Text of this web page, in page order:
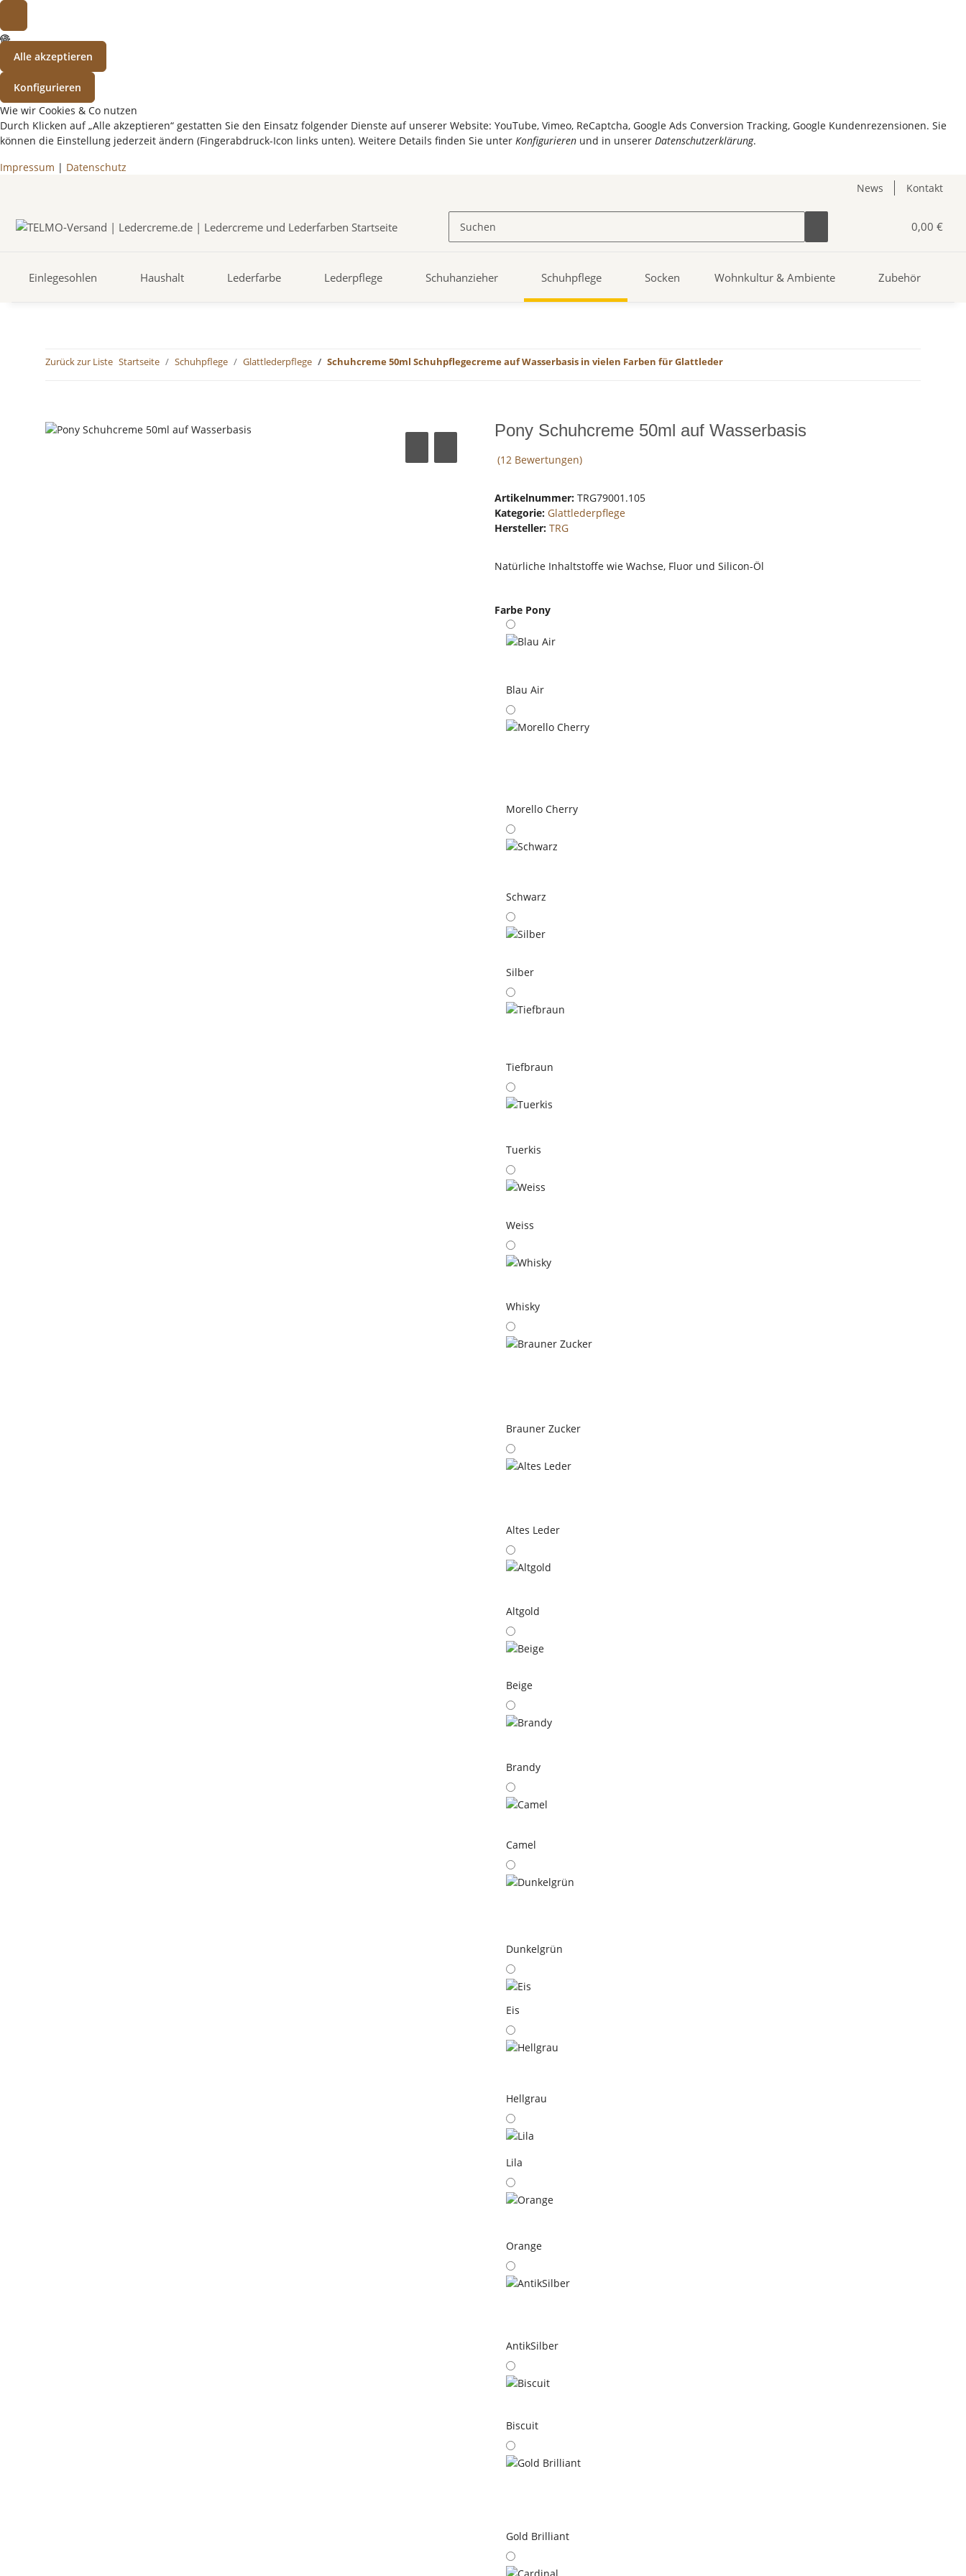
Alle akzeptieren
Konfigurieren
Wie wir Cookies & Co nutzen
Durch Klicken auf „Alle akzeptieren“ gestatten Sie den Einsatz folgender Dienste auf unserer Website: YouTube, Vimeo, ReCaptcha, Google Ads Conversion Tracking, Google Kundenrezensionen. Sie
können die Einstellung jederzeit ändern (Fingerabdruck-Icon links unten). Weitere Details finden Sie unter Konfigurieren und in unserer Datenschutzerklärung.
Impressum | Datenschutz
News
Kontakt
0,00 €
Einlegesohlen Haushalt Lederfarbe Lederpflege Schuhanzieher Schuhpflege Socken Wohnkultur & Ambiente Zubehör
Zurück zur Liste Startseite Schuhpflege Glattlederpflege Schuhcreme 50ml Schuhpflegecreme auf Wasserbasis in vielen Farben für Glattleder
Pony Schuhcreme 50ml auf Wasserbasis
(12 Bewertungen)
Artikelnummer: TRG79001.105
Kategorie: Glattlederpflege
Hersteller: TRG
Natürliche Inhaltstoffe wie Wachse, Fluor und Silicon-Öl
Farbe Pony
Blau Air
Morello Cherry
Schwarz
Silber
Tiefbraun
Tuerkis
Weiss
Whisky
Brauner Zucker
Altes Leder
Altgold
Beige
Brandy
Camel
Dunkelgrün
Eis
Hellgrau
Lila
Orange
AntikSilber
Biscuit
Gold Brilliant